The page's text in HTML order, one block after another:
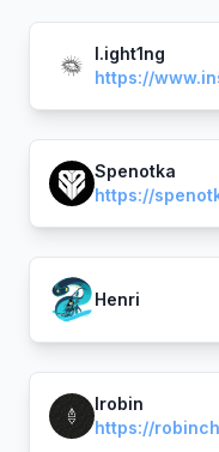
l.ight1ng
Spenotka
https://
Henri
Irobin
https://